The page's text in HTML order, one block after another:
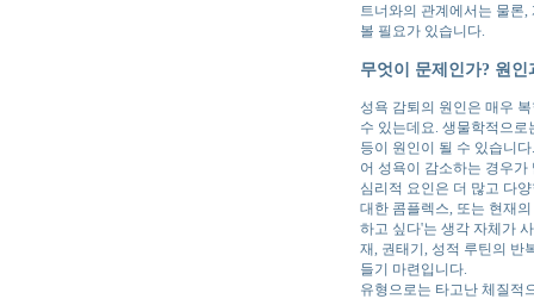
트너와의 관계에서는 물론
볼 필요가 있습니다.
무엇이 문제인가? 원
성욕 감퇴의 원인은 매우
수 있는데요. 생물학적으
등이 원인이 될 수 있습니
어 성욕이 감소하는 경우가
심리적 요인은 더 많고 다
대한 콤플렉스, 또는 현재
하고 싶다'는 생각 자체가
재, 권태기, 성적 루틴의 반
들기 마련입니다.
유형으로는 타고난 체질적